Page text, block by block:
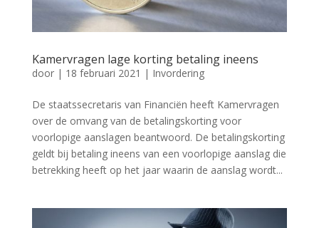
Kamervragen lage korting betaling ineens
door | 18 februari 2021 | Invordering
De staatssecretaris van Financiën heeft Kamervragen
over de omvang van de betalingskorting voor
voorlopige aanslagen beantwoord. De betalingskorting
geldt bij betaling ineens van een voorlopige aanslag die
betrekking heeft op het jaar waarin de aanslag wordt...